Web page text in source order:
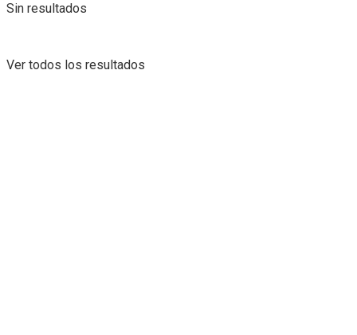
Sin resultados
Ver todos los resultados